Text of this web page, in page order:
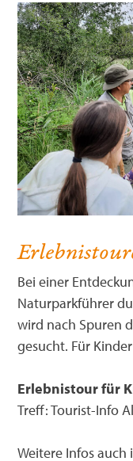
Bei einer
Naturparkführer
wird nach Spuren
gesucht. Für
Erlebnistour für
Treff: Tourist-Info
Weitere Infos